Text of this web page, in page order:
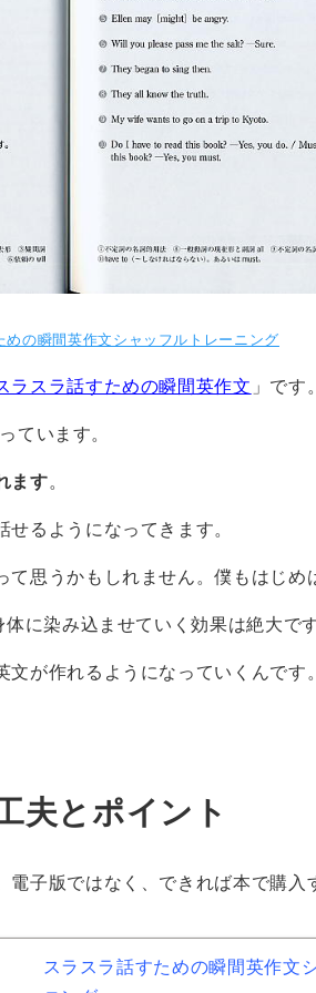
めの瞬間英作文シャッフルトレーニング
ラスラ話すための瞬間英作文 」です
ています。
ます。
るようになってきます。
て思うかもしれません。僕もはじめ
に染み込ませていく効果は絶大で
文が作れるようになっていくんです
夫とポイント
子版ではなく、できれば本で購入
スラスラ話すための瞬間英作文